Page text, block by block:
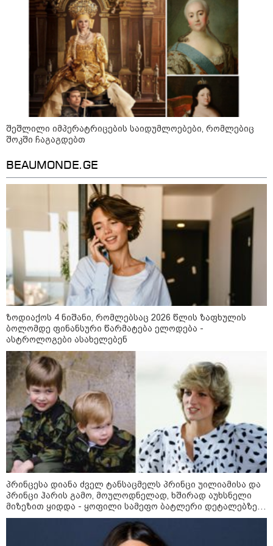
„ნაციონალური მოძრაობა“ -
სიმბოლურია, რომ კობახიძის
მოღალატეობრივი განცხადება
საქართველოს
თავისუფლებისთვის შეწირული
გმირების მემორიალზე გაკეთდა
პაატა ზაქარეიშვილი -
შეუძლებელია ბარამიძის
განცხადება შეესაბამებოდეს
წინააღმდეგ სისხლის სამართლის
საქმე უნდა აღიძრას
მოზაიკა
11:17 / 08-08-2026
არშემდგარი ქორწინება 15 წლით უფროს
ქართველთან - ალინა კაბაევას
საიდუმლო ცხოვრება: როგორ
გამოიყურებოდა ის პლასტიკურ
ოპერაციებამდე
შეშლილი იმპერატრიცების საიდუმლოებები, რომლებიც
შოკში ჩაგაგდებთ
BEAUMONDE.GE
ზოდიაქოს 4 ნიშანი, რომლებსაც 2026 წლის ზაფხულის
ბოლომდე ფინანსური წარმატება ელოდება -
ასტროლოგები ასახელებენ
პრინცესა დიანა ძველ ტანსაცმელს პრინცი უილიამისა და
პრინცი ჰარის გამო, მოულოდნელად, ხშირად აუხსნელი
მიზეზით ყიდდა - ყოფილი სამეფო ბატლერი დეტალებზე
საკუთარ წიგნში საუბრობს